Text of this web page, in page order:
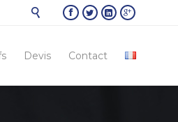
    
Devis Contact